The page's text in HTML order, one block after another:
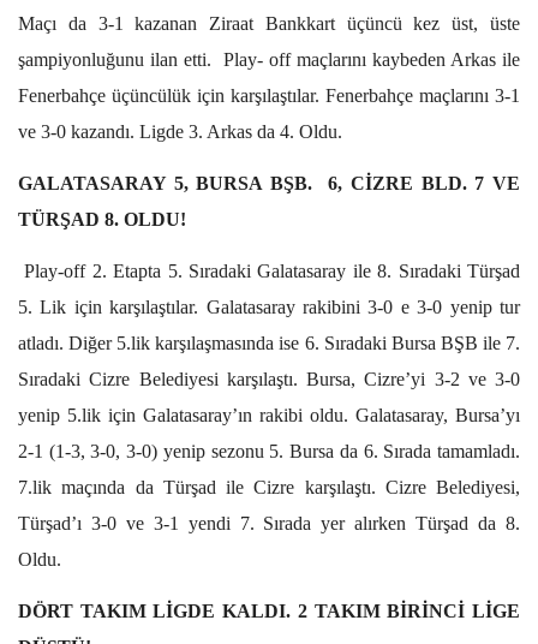
Maçı da 3-1 kazanan Ziraat Bankkart üçüncü kez üst, üste
şampiyonluğunu ilan etti. Play- off maçlarını kaybeden Arkas ile
Fenerbahçe üçüncülük için karşılaştılar. Fenerbahçe maçlarını 3-1
ve 3-0 kazandı. Ligde 3. Arkas da 4. Oldu.
GALATASARAY 5, BURSA BŞB. 6, CİZRE BLD. 7 VE
TÜRŞAD 8. OLDU!
Play-off 2. Etapta 5. Sıradaki Galatasaray ile 8. Sıradaki Türşad
5. Lik için karşılaştılar. Galatasaray rakibini 3-0 e 3-0 yenip tur
atladı. Diğer 5.lik karşılaşmasında ise 6. Sıradaki Bursa BŞB ile 7.
Sıradaki Cizre Belediyesi karşılaştı. Bursa, Cizre’yi 3-2 ve 3-0
yenip 5.lik için Galatasaray’ın rakibi oldu. Galatasaray, Bursa’yı
2-1 (1-3, 3-0, 3-0) yenip sezonu 5. Bursa da 6. Sırada tamamladı.
7.lik maçında da Türşad ile Cizre karşılaştı. Cizre Belediyesi,
Türşad’ı 3-0 ve 3-1 yendi 7. Sırada yer alırken Türşad da 8.
Oldu.
DÖRT TAKIM LİGDE KALDI. 2 TAKIM BİRİNCİ LİGE